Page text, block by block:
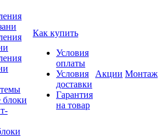
блоки
Как купить
Условия
оплаты
Условия
доставки
Гарантия
на товар
Акции Монтаж